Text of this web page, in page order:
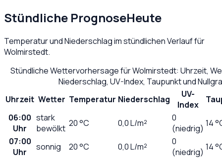
Stündliche PrognoseHeute
Temperatur und Niederschlag im stündlichen Verlauf für
Wolmirstedt.
Stündliche Wettervorhersage fürWolmirstedt: Uhrzeit,
Niederschlag, UV-Index, Taupunkt und
Uhrzeit Wetter Temperatur Niederschlag
UV-
Index
06:00
Uhr
stark
bewölkt 20°C 0,0L/m²
0
(niedrig) 14
07:00
Uhr
sonnig 20°C 0,0L/m²
0
(niedrig) 14